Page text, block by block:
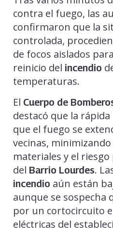
contra el fuego, las
confirmaron que la
controlada,
de focos aislados
reinicio del incendio
temperaturas.
El Cuerpo de
destacó que la
que el fuego se
vecinas,
materiales y el
del Barrio Lourdes.
incendio aún están
aunque se sospecha
por un cortocircuito
eléctricas del